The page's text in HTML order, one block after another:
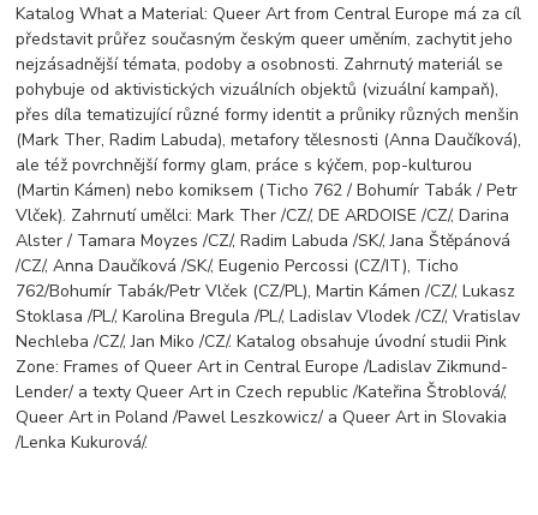
Katalog What a Material: Queer Art from Central Europe má za cíl
představit průřez současným českým queer uměním, zachytit jeho
nejzásadnější témata, podoby a osobnosti. Zahrnutý materiál se
pohybuje od aktivistických vizuálních objektů (vizuální kampaň),
přes díla tematizující různé formy identit a průniky různých menšin
(Mark Ther, Radim Labuda), metafory tělesnosti (Anna Daučíková),
ale též povrchnější formy glam, práce s kýčem, pop-kulturou
(Martin Kámen) nebo komiksem (Ticho 762 / Bohumír Tabák / Petr
Vlček). Zahrnutí umělci: Mark Ther /CZ/, DE ARDOISE /CZ/, Darina
Alster / Tamara Moyzes /CZ/, Radim Labuda /SK/, Jana Štěpánová
/CZ/, Anna Daučíková /SK/, Eugenio Percossi (CZ/IT), Ticho
762/Bohumír Tabák/Petr Vlček (CZ/PL), Martin Kámen /CZ/, Lukasz
Stoklasa /PL/, Karolina Bregula /PL/, Ladislav Vlodek /CZ/, Vratislav
Nechleba /CZ/, Jan Miko /CZ/. Katalog obsahuje úvodní studii Pink
Zone: Frames of Queer Art in Central Europe /Ladislav Zikmund-
Lender/ a texty Queer Art in Czech republic /Kateřina Štroblová/,
Queer Art in Poland /Pawel Leszkowicz/ a Queer Art in Slovakia
/Lenka Kukurová/.